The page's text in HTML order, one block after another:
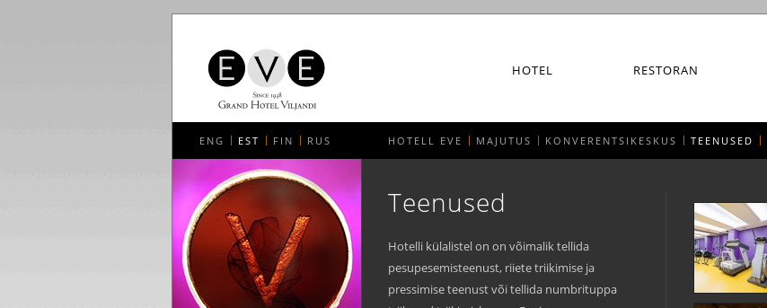
HOTEL RESTORAN
ENG EST FIN RUS HOTELL EVE MAJUTUS KONVERENTSIKESKUS TEENUSED
Teenused
Hotelli külalistel on on võimalik tellida
pesupesemisteenust, riiete triikimise ja
pressimise teenust või tellida numbrituppa